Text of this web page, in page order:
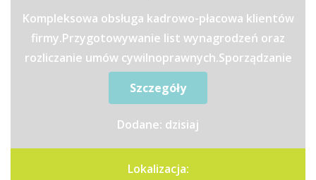
Kompleksowa obsługa kadrowo-płacowa klientów
firmy.Przygotowywanie list wynagrodzeń oraz
rozliczanie umów cywilnoprawnych.Sporządzanie
Szczegóły
Dodane: dzisiaj
Lokalizacja: